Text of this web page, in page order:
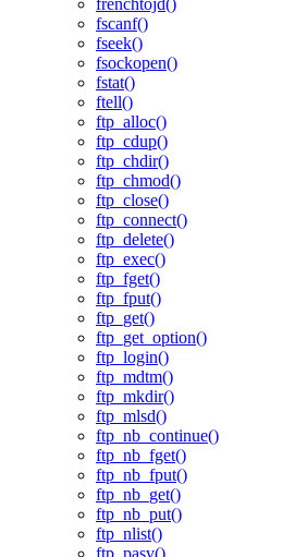
frenchtojd()
fscanf()
fseek()
fsockopen()
fstat()
ftell()
ftp_alloc()
ftp_cdup()
ftp_chdir()
ftp_chmod()
ftp_close()
ftp_connect()
ftp_delete()
ftp_exec()
ftp_fget()
ftp_fput()
ftp_get()
ftp_get_option()
ftp_login()
ftp_mdtm()
ftp_mkdir()
ftp_mlsd()
ftp_nb_continue()
ftp_nb_fget()
ftp_nb_fput()
ftp_nb_get()
ftp_nb_put()
ftp_nlist()
ftp_pasv()